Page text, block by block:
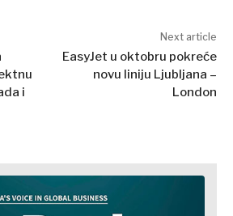
i
Next article
EasyJet u oktobru pokreće
novu liniju Ljubljana –
London